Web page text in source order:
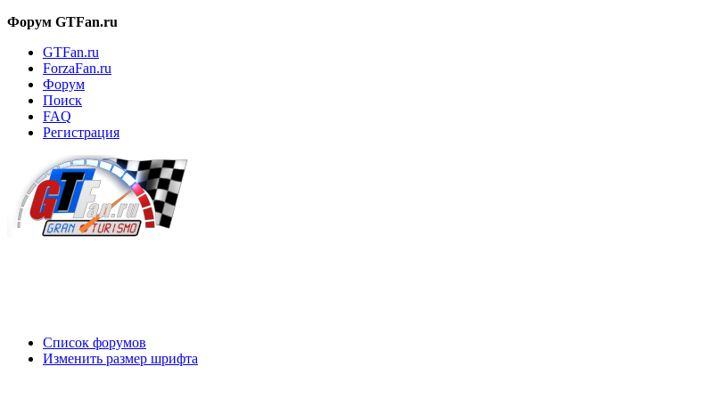
Форум GTFan.ru
GTFan.ru
ForzaFan.ru
Форум
Поиск
FAQ
Регистрация
Список форумов
Изменить размер шрифта